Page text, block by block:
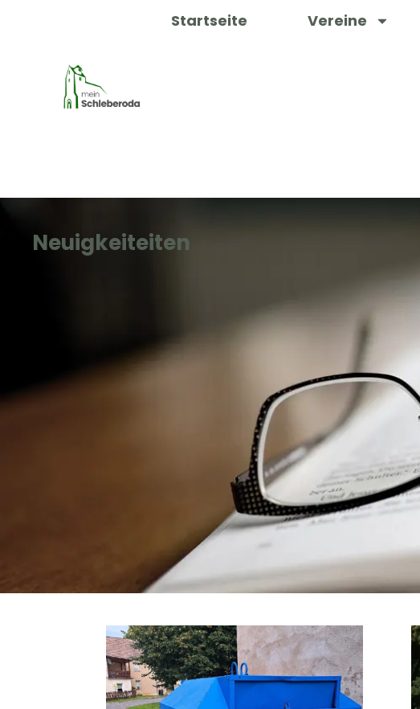
Startseite Vereine
Neuigkeiteiten